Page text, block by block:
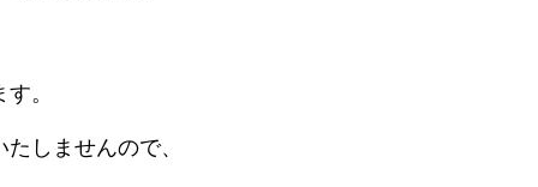
。
しませんので、